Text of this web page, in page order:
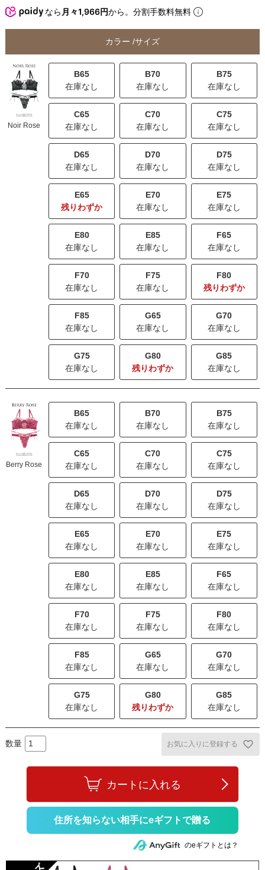
なら 月々1,966円から。分割手数料無料
カラー サイズ
Noir Rose
B65
在庫なし
B70
在庫なし
B75
在庫なし
C65
在庫なし
C70
在庫なし
C75
在庫なし
D65
在庫なし
D70
在庫なし
D75
在庫なし
E65
残りわずか
E70
在庫なし
E75
在庫なし
E80
在庫なし
E85
在庫なし
F65
在庫なし
F70
在庫なし
F75
在庫なし
F80
残りわずか
F85
在庫なし
G65
在庫なし
G70
在庫なし
G75
在庫なし
G80
残りわずか
G85
在庫なし
Berry Rose
B65
在庫なし
B70
在庫なし
B75
在庫なし
C65
在庫なし
C70
在庫なし
C75
在庫なし
D65
在庫なし
D70
在庫なし
D75
在庫なし
E65
在庫なし
E70
在庫なし
E75
在庫なし
E80
在庫なし
E85
在庫なし
F65
在庫なし
F70
在庫なし
F75
在庫なし
F80
在庫なし
F85
在庫なし
G65
在庫なし
G70
在庫なし
G75
在庫なし
G80
残りわずか
G85
在庫なし
お気に入りに登録する
カートに入れる
住所を知らない相手にeギフトで贈る
のeギフトとは？